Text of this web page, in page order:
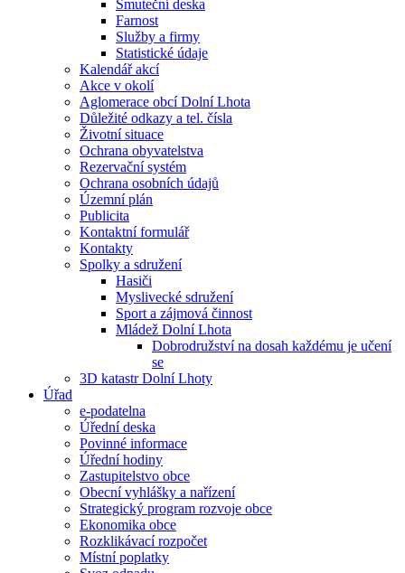
Smuteční deska
Farnost
Služby a firmy
Statistické údaje
Kalendář akcí
Akce v okolí
Aglomerace obcí Dolní Lhota
Důležité odkazy a tel. čísla
Životní situace
Ochrana obyvatelstva
Rezervační systém
Ochrana osobních údajů
Územní plán
Publicita
Kontaktní formulář
Kontakty
Spolky a sdružení
Hasiči
Myslivecké sdružení
Sport a zájmová činnost
Mládež Dolní Lhota
Dobrodružství na dosah každému je učení
se
3D katastr Dolní Lhoty
Úřad
e-podatelna
Úřední deska
Povinné informace
Úřední hodiny
Zastupitelstvo obce
Obecní vyhlášky a nařízení
Strategický program rozvoje obce
Ekonomika obce
Rozklikávací rozpočet
Místní poplatky